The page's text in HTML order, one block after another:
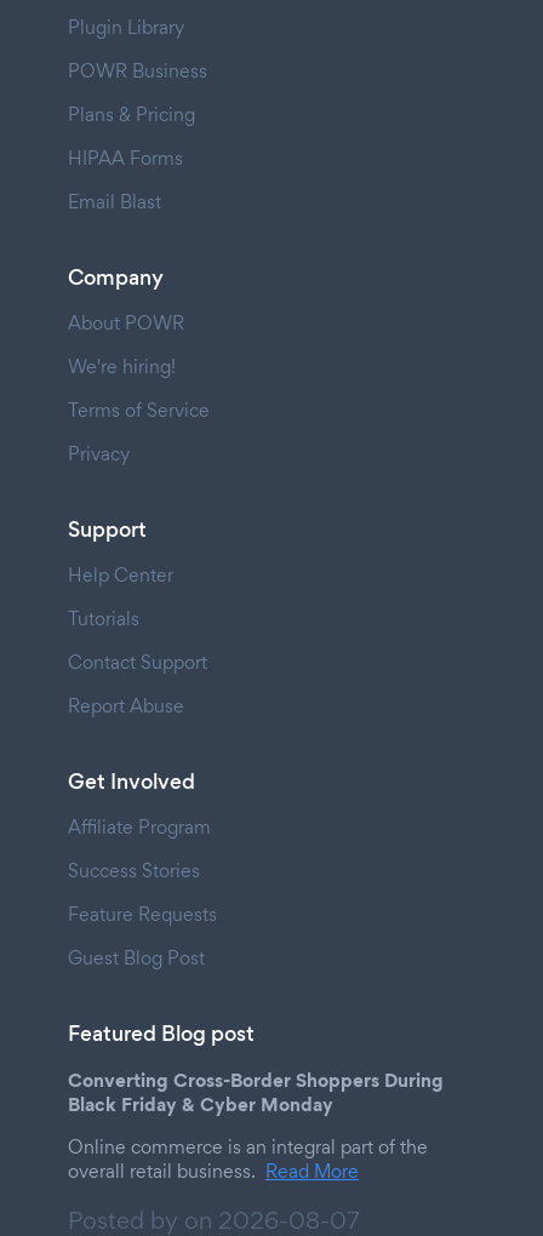
Plugin Library
POWR Business
Plans & Pricing
HIPAA Forms
Email Blast
Company
About POWR
We're hiring!
Terms of Service
Privacy
Support
Help Center
Tutorials
Contact Support
Report Abuse
Get Involved
Affiliate Program
Success Stories
Feature Requests
Guest Blog Post
Featured Blog post
Converting Cross-Border Shoppers During
Black Friday & Cyber Monday
Online commerce is an integral part of the
overall retail business. Read More
Posted by on 2026-08-07